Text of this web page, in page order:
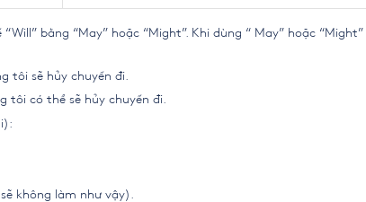
bằng “May” hoặc “Might”. Khi dùng “ May” hoặc “Might”
tôi sẽ hủy chuyến đi.
tôi có thể sẽ hủy chuyến đi.
không làm như vậy).